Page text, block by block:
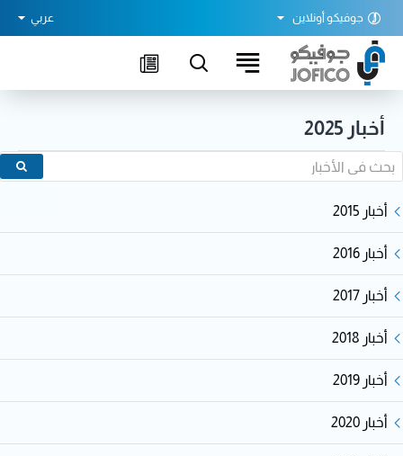
جوفيكو أونلاين عربي
أخبار 2025
أخبار 2015
أخبار 2016
أخبار 2017
أخبار 2018
أخبار 2019
أخبار 2020